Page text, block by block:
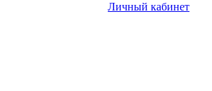
Личный кабинет